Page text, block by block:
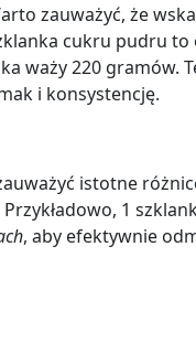
zauważyć, że
cukru pudru to
waży 220 gramów.
i konsystencję.
istotne
1
, aby efektywnie